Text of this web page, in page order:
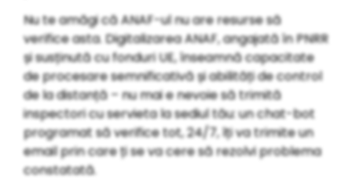
Nu te amăgi că ANAF-ul nu are resurse să
verifice asta. Digitalizarea ANAF, angajată în PNRR
și susținută cu fonduri UE, înseamnă capacitate
de procesare semnificativă și abilități de control
de la distanță – nu mai e nevoie să trimită
inspectori cu servieta la sediul tău: un chat-bot
programat să verifice tot, 24/7, îți va trimite un
email prin care ți se va cere să rezolvi problema
constatată.